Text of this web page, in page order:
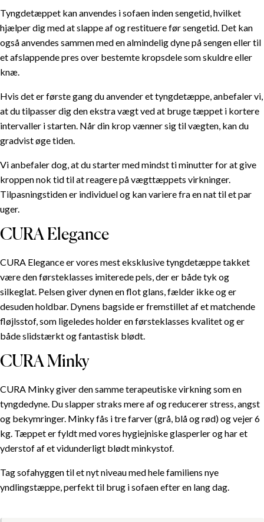
Tyngdetæppet kan anvendes i sofaen inden sengetid, hvilket
hjælper dig med at slappe af og restituere før sengetid. Det kan
også anvendes sammen med en almindelig dyne på sengen eller til
et afslappende pres over bestemte kropsdele som skuldre eller
knæ.
Hvis det er første gang du anvender et tyngdetæppe, anbefaler vi,
at du tilpasser dig den ekstra vægt ved at bruge tæppet i kortere
intervaller i starten. Når din krop vænner sig til vægten, kan du
gradvist øge tiden.
Vi anbefaler dog, at du starter med mindst ti minutter for at give
kroppen nok tid til at reagere på vægttæppets virkninger.
Tilpasningstiden er individuel og kan variere fra en nat til et par
uger.
CURA Elegance
CURA Elegance er vores mest eksklusive tyngdetæppe takket
være den førsteklasses imiterede pels, der er både tyk og
silkeglat. Pelsen giver dynen en flot glans, fælder ikke og er
desuden holdbar. Dynens bagside er fremstillet af et matchende
fløjlsstof, som ligeledes holder en førsteklasses kvalitet og er
både slidstærkt og fantastisk blødt.
CURA Minky
CURA Minky giver den samme terapeutiske virkning som en
tyngdedyne. Du slapper straks mere af og reducerer stress, angst
og bekymringer. Minky fås i tre farver (grå, blå og rød) og vejer 6
kg. Tæppet er fyldt med vores hygiejniske glasperler og har et
yderstof af et vidunderligt blødt minkystof.
Tag sofahyggen til et nyt niveau med hele familiens nye
yndlingstæppe, perfekt til brug i sofaen efter en lang dag.
INDHOLDSFORTEGNELSE
Hele familiens nye yndlingstæppe
Anvendelse
CURA Elegance
CURA Minky